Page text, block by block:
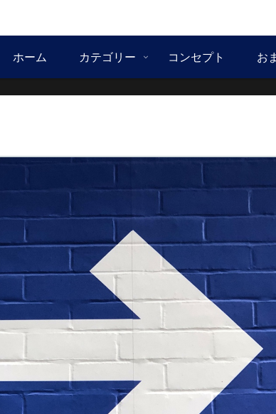
ホーム カテゴリー コンセプト お